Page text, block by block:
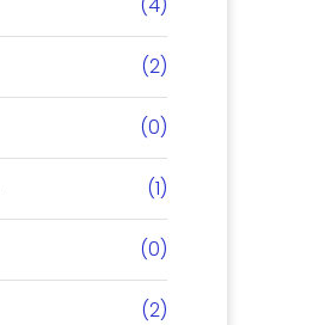
(2)
(0)
(1)
(0)
(2)